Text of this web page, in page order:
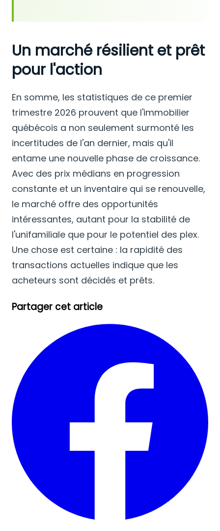
Un marché résilient et prêt
pour l'action
En somme, les statistiques de ce premier
trimestre 2026 prouvent que l'immobilier
québécois a non seulement surmonté les
incertitudes de l'an dernier, mais qu'il
entame une nouvelle phase de croissance.
Avec des prix médians en progression
constante et un inventaire qui se renouvelle,
le marché offre des opportunités
intéressantes, autant pour la stabilité de
l'unifamiliale que pour le potentiel des plex.
Une chose est certaine : la rapidité des
transactions actuelles indique que les
acheteurs sont décidés et prêts.
Partager cet article